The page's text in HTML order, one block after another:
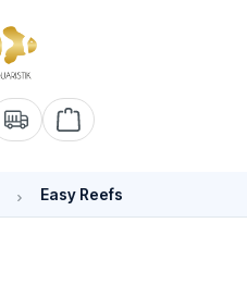
Warenkorb enthält 0
Easy Reefs